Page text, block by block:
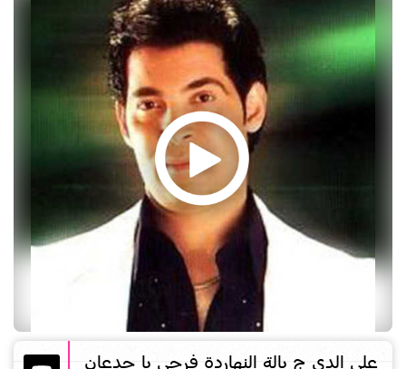
على الدى ج يالة النهاردة فرحى يا جدعان